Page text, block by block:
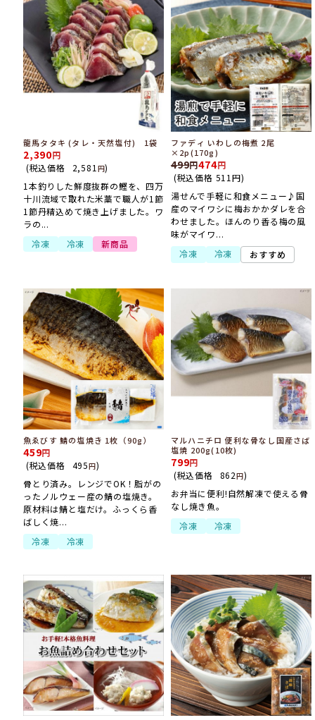
龍馬タタキ (タレ・天然塩付) 1袋
2,390
(税込価格 2,581 円)
1本釣りした鮮度抜群の鰹を、四万
十川流域で取れた米藁で職人が1節
1節丹精込めて焼き上げました。ワ
ラの...
冷凍
冷凍 新商品
ファディ いわしの梅煮 2尾
×2p(170g)
499 474
(税込価格 511 円)
湯せんで手軽に和食メニュー♪国
産のマイワシに梅おかかダレを合
わせました。ほんのり香る梅の風
味がマイワ...
冷凍
冷凍 おすすめ
魚ゑびす 鯖の塩焼き 1枚（90g）
459
(税込価格 495円)
骨とり済み。レンジでOK！脂がの
ったノルウェー産の鯖の塩焼き。
原材料は鯖と塩だけ。ふっくら香
ばしく焼...
冷凍
冷凍
マルハニチロ 便利な骨なし国産さば
塩焼 200g(10枚)
799
(税込価格 862円)
お弁当に便利!自然解凍で使える骨
なし焼き魚。
冷凍
冷凍